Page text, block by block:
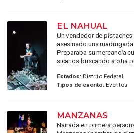
EL NAHUAL
Un vendedor de
asesinado una
Preparaba su mercancía
sicarios buscando a otra
Estados:Distrito Federal
Tipos de evento:Eventos
MANZANAS
Narrada en primera